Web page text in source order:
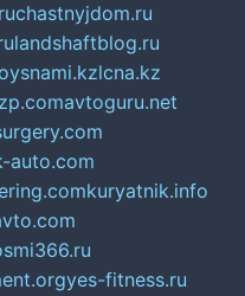
chastnyjdom.ru
landshaftblog.ru
lcna.kz
avtoguru.net
auto.com
kuryatnik.info
smi366.ru
yes-fitness.ru